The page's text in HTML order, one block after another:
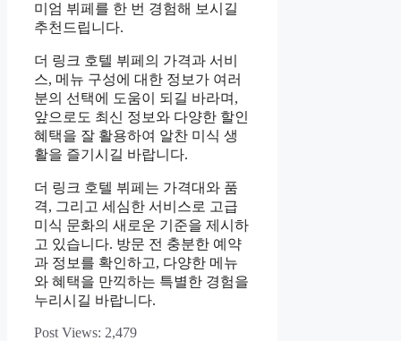
미엄 뷔페를 한 번 경험해 보시길
추천드립니다.
더 링크 호텔 뷔페의 가격과 서비
스, 메뉴 구성에 대한 정보가 여러
분의 선택에 도움이 되길 바라며,
앞으로도 최신 정보와 다양한 할인
혜택을 잘 활용하여 알찬 미식 생
활을 즐기시길 바랍니다.
더 링크 호텔 뷔페는 가격대와 품
격, 그리고 세심한 서비스로 고급
미식 문화의 새로운 기준을 제시하
고 있습니다. 방문 전 충분한 예약
과 정보를 확인하고, 다양한 메뉴
와 혜택을 만끽하는 특별한 경험을
누리시길 바랍니다.
Post Views: 2,479